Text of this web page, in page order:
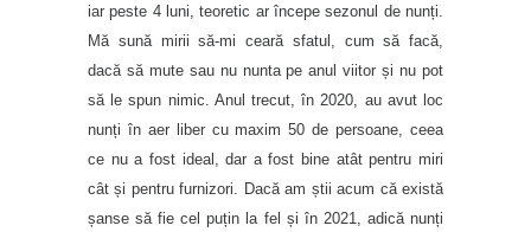
iar peste 4 luni, teoretic ar începe sezonul de nunți.
Mă sună mirii să-mi ceară sfatul, cum să facă,
dacă să mute sau nu nunta pe anul viitor și nu pot
să le spun nimic. Anul trecut, în 2020, au avut loc
nunți în aer liber cu maxim 50 de persoane, ceea
ce nu a fost ideal, dar a fost bine atât pentru miri
cât și pentru furnizori. Dacă am știi acum că există
șanse să fie cel puțin la fel și în 2021, adică nunți